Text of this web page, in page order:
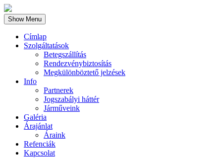
Show Menu
Címlap
Szolgáltatások
Betegszállítás
Rendezvénybiztosítás
Megkülönböztető jelzések
Info
Partnerek
Jogszabályi háttér
Járműveink
Galéria
Árajánlat
Áraink
Refenciák
Kapcsolat